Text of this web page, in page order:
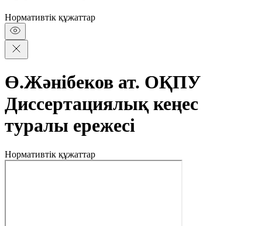
Нормативтік құжаттар
Ө.Жәнібеков ат. ОҚПУ
Диссертациялық кеңес
туралы ережесі
Нормативтік құжаттар